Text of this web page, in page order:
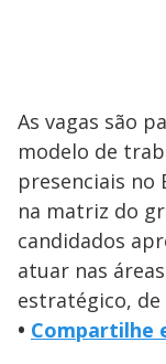
As vagas são
modelo de
presenciais no
na matriz do
candidados
atuar nas
estratégico, de
• Compartilhe